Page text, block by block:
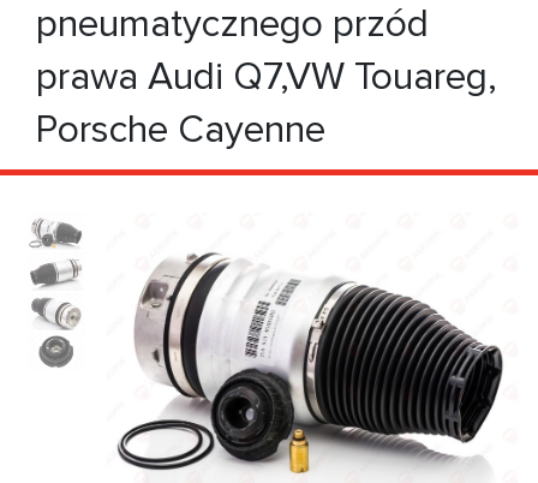
pneumatycznego przód
prawa Audi Q7,VW Touareg,
Porsche Cayenne